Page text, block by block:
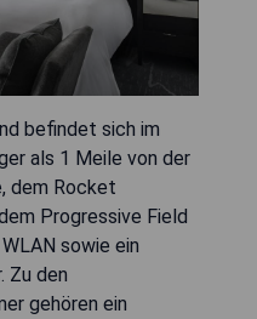
befindet sich im
als 1 Meile von der
dem Rocket
Progressive Field
sowie ein
Zu den
gehören ein